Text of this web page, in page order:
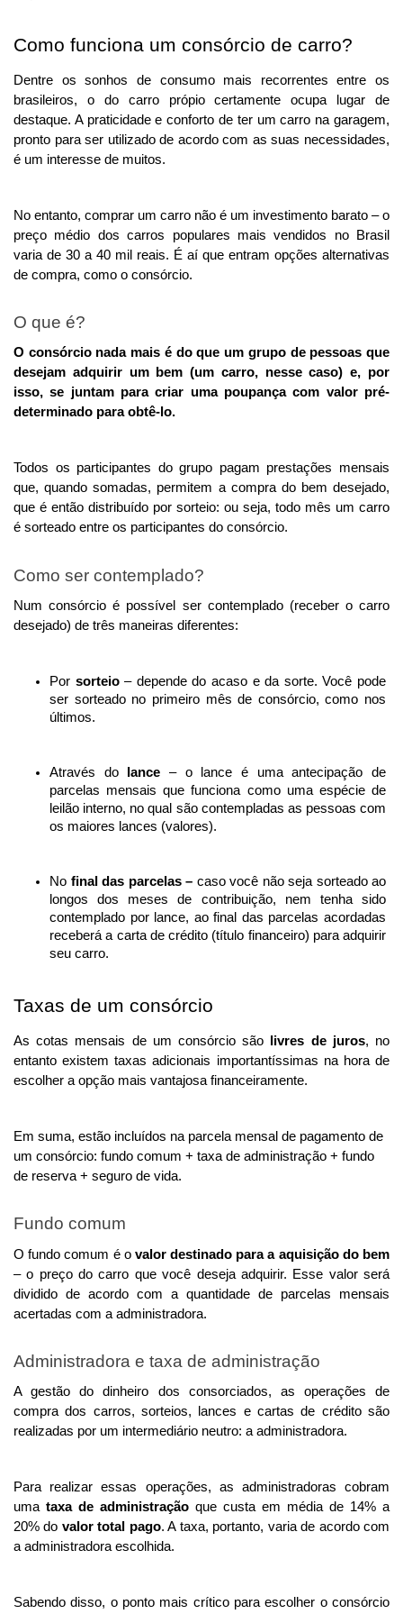
Como funciona um consórcio de carro?
Dentre os sonhos de consumo mais recorrentes entre os
brasileiros, o do carro própio certamente ocupa lugar de
destaque. A praticidade e conforto de ter um carro na garagem,
pronto para ser utilizado de acordo com as suas necessidades,
é um interesse de muitos.
No entanto, comprar um carro não é um investimento barato – o
preço médio dos carros populares mais vendidos no Brasil
varia de 30 a 40 mil reais. É aí que entram opções alternativas
de compra, como o consórcio.
O que é?
O consórcio nada mais é do que um grupo de pessoas que
desejam adquirir um bem (um carro, nesse caso) e, por
isso, se juntam para criar uma poupança com valor pré-
determinado para obtê-lo.
Todos os participantes do grupo pagam prestações mensais
que, quando somadas, permitem a compra do bem desejado,
que é então distribuído por sorteio: ou seja, todo mês um carro
é sorteado entre os participantes do consórcio.
Como ser contemplado?
Num consórcio é possível ser contemplado (receber o carro
desejado) de três maneiras diferentes:
Por sorteio – depende do acaso e da sorte. Você pode
ser sorteado no primeiro mês de consórcio, como nos
últimos.
Através do lance – o lance é uma antecipação de
parcelas mensais que funciona como uma espécie de
leilão interno, no qual são contempladas as pessoas com
os maiores lances (valores).
No final das parcelas – caso você não seja sorteado ao
longos dos meses de contribuição, nem tenha sido
contemplado por lance, ao final das parcelas acordadas
receberá a carta de crédito (título financeiro) para adquirir
seu carro.
Taxas de um consórcio
As cotas mensais de um consórcio são livres de juros, no
entanto existem taxas adicionais importantíssimas na hora de
escolher a opção mais vantajosa financeiramente.
Em suma, estão incluídos na parcela mensal de pagamento de
um consórcio: fundo comum + taxa de administração + fundo
de reserva + seguro de vida.
Fundo comum
O fundo comum é o
– o preço do carro que você deseja adquirir. Esse valor será
dividido de acordo com a quantidade de parcelas mensais
acertadas com a administradora.
Administradora e taxa de administração
A gestão do dinheiro dos consorciados, as operações de
compra dos carros, sorteios, lances e cartas de crédito são
realizadas por um intermediário neutro: a administradora.
Para realizar essas operações, as administradoras cobram
uma taxa de administração que custa em média de 14% a
20% do valor total pago. A taxa, portanto, varia de acordo com
a administradora escolhida.
Sabendo disso, o ponto mais crítico para escolher o consórcio